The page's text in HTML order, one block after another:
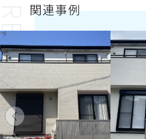
関連事例